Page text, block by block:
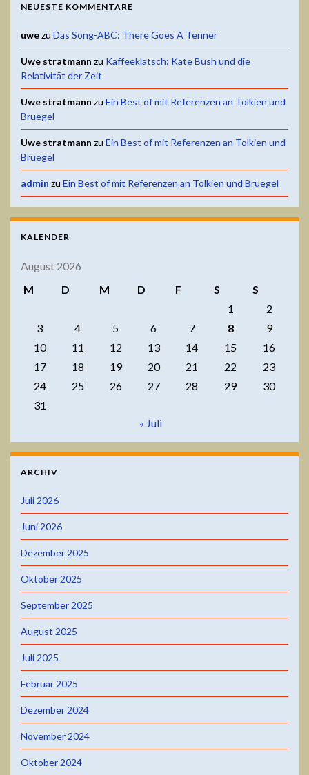
NEUESTE KOMMENTARE
uwezu Das Song-ABC: There Goes A Tenner
Uwe stratmann zu Kaffeeklatsch: Kate Bush und die
Relativität der Zeit
Uwe stratmann zu Ein Best of mit Referenzen an Tolkien und
Bruegel
Uwe stratmann zu Ein Best of mit Referenzen an Tolkien und
Bruegel
admin zu Ein Best of mit Referenzen an Tolkien und Bruegel
KALENDER
August 2026
M
D M D F S
S
1
2
3
4 5 6 7 8
9
10
11 12 13 14 15
16
17
18 19 20 21 22
23
24
25 26 27 28 29
30
31
« Juli
ARCHIV
Juli 2026
Juni 2026
Dezember 2025
Oktober 2025
September 2025
August 2025
Juli 2025
Februar 2025
Dezember 2024
November 2024
Oktober 2024